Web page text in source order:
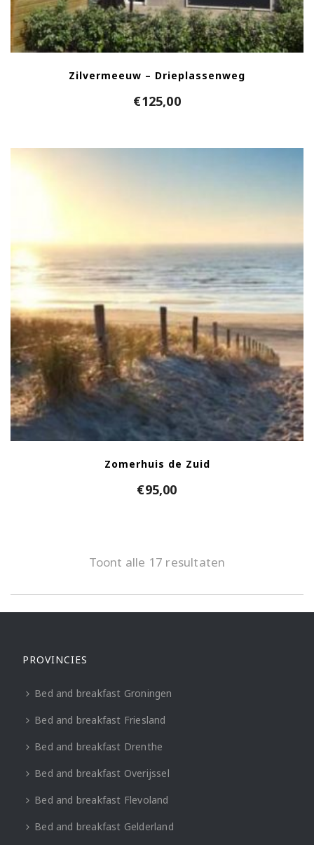
Zilvermeeuw – Drieplassenweg
€125,00
Zomerhuis de Zuid
€95,00
Toont alle 17 resultaten
PROVINCIES
Bed and breakfast Groningen
Bed and breakfast Friesland
Bed and breakfast Drenthe
Bed and breakfast Overijssel
Bed and breakfast Flevoland
Bed and breakfast Gelderland